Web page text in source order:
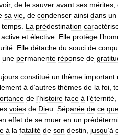
, de le sauver avant ses mérites
sa vie de condenser ainsi dans un
temps La prédestination
active et élective Elle protège l’
Elle détache du souci de
une permanente réponse de
constitué un thème important
à d’autres thèmes de la foi
de l’histoire face à l’éternité
voies de Dieu Séparée de ce
effet de se muer en un
à la fatalité de son destin jusqu’à